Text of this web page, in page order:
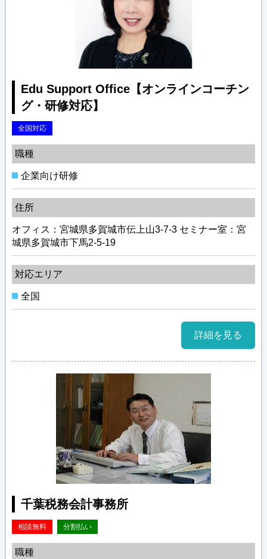
Edu Support Office【オンラインコーチン
グ・研修対応】
全国対応
職種
企業向け研修
住所
オフィス：宮城県多賀城市伝上山3-7-3 セミナー室：宮
城県多賀城市下馬2-5-19
対応エリア
全国
詳細を見る
千葉税務会計事務所
相談無料 分割払い
職種